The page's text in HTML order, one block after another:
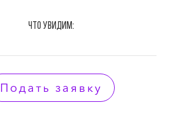
что увидим:
Подать заявку